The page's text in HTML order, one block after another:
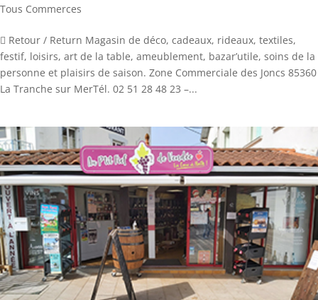
Tous Commerces
 Retour / Return Magasin de déco, cadeaux, rideaux, textiles,
festif, loisirs, art de la table, ameublement, bazar’utile, soins de la
personne et plaisirs de saison. Zone Commerciale des Joncs 85360
La Tranche sur MerTél. 02 51 28 48 23 –...